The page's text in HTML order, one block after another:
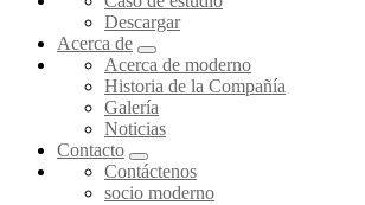
Descargar
Acerca de
Acerca de moderno
Historia de la Compañía
Galería
Noticias
Contacto
Contáctenos
socio moderno